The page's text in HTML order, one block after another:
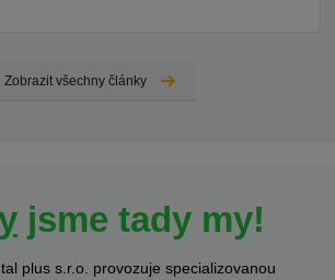
Zobrazit všechny články
jsme tady my!
plus s.r.o. provozuje specializovanou